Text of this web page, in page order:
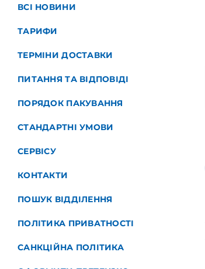
ВСІ НОВИНИ
ТАРИФИ
ТЕРМІНИ ДОСТАВКИ
ПИТАННЯ ТА ВІДПОВІДІ
ПОРЯДОК ПАКУВАННЯ
СТАНДАРТНІ УМОВИ
СЕРВІСУ
КОНТАКТИ
ПОШУК ВІДДІЛЕННЯ
ПОЛІТИКА ПРИВАТНОСТІ
САНКЦІЙНА ПОЛІТИКА